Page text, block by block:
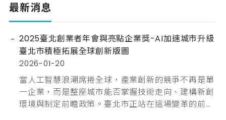
最新消息
2025臺北創業者年會與亮點企業獎-AI加速城市升級
臺北市積極拓展全球創新版圖
2026-01-20
當人工智慧浪潮席捲全球，產業創新的競爭不再是單
一企業，而是整座城市能否掌握技術走向、建構新創
環境與制定前瞻政策。臺北市正站在這場變革的前